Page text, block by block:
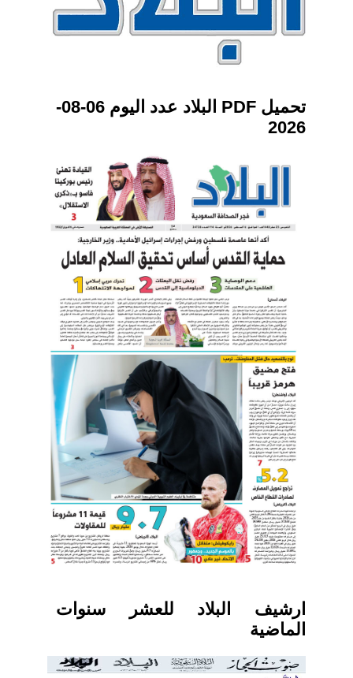
تحميل PDF البلاد عدد اليوم 06-08-
2026
ارشيف البلاد للعشر سنوات
الماضية